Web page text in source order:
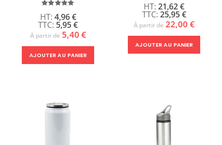
Évaluation:
5,95 €
4,96 €
À partir de 5,40 €
AJOUTER AU PANIER
25,95 €
21,62 €
À partir de 22,00 €
AJOUTER AU PANIER